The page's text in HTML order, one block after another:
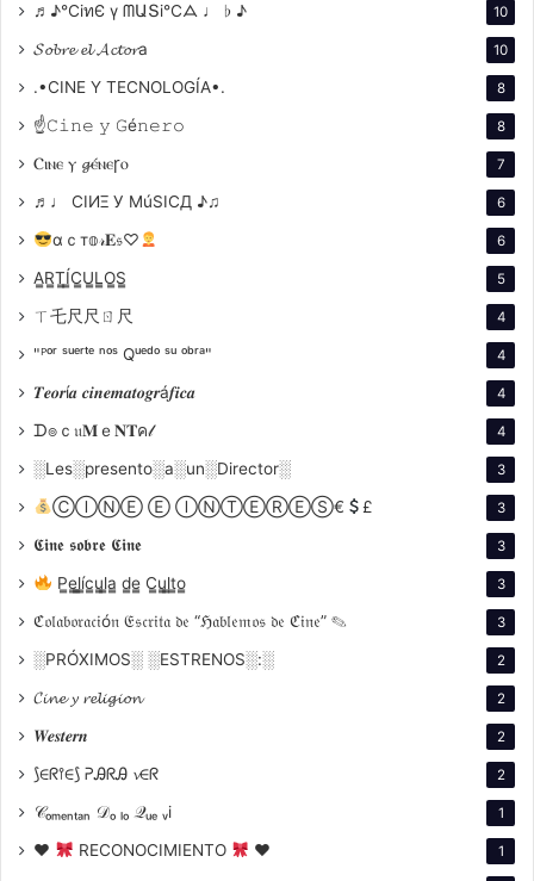
Allen, por su parte, encarna a Boris, un antihéroe
clásico que combina el arquetipo del “schlemiel”
(término en yiddish) judío —un torpe e inseguro
encuentra en la muerte y el amor sus principales
obsesiones. Su interpretación, cargada de ironía y
autorreferencias, es un claro ejemplo del estilo que
definió su carrera.
Fotografía y música: la Rusia de Allen
Aunque “La última noche de Boris Grushenko” es una
comedia, su diseño de producción y fotografía no
escatiman en detalles. Rodada en locaciones de
Francia y Hungría, la película recrea con precisión la
melancólicos y escenarios que evocan las grandes
novelas rusas. Sin embargo, este realismo visual
contrasta con el tono paródico de la obra, generando
♬♪℃іทЄ ү ᗰԱՏі℃ᗋ ♩ ♭ ♪ 10
𝓢𝓸𝓫𝓻𝓮 𝓮𝓵 𝓐𝓬𝓽𝓸𝓻a 10
.•CINE Y TECNOLOGÍA•. 8
☝𝙲𝚒𝚗𝚎 𝚢 𝙶é𝚗𝚎𝚛𝚘 8
Ⲥⲓⲛⲉ ⲩ 𝓰ⲉ́ⲛⲉꞅⲟ 7
♬♩ CIИΞ У MúSICД ♪♫ 6
αｃт𝕠𝓇𝐄𝔰♡ 6
A̳R̳T̳Í̳C̳U̳L̳O̳S̳ 5
ㄒ乇尺尺ㄖ尺 4
"ᴾᵒʳ ˢᵘᵉʳᵗᵉ ⁿᵒˢ Qᵘᵉᵈᵒ ˢᵘ ᵒᵇʳᵃ" 4
𝑻𝒆𝒐𝒓í𝒂 𝒄𝒊𝒏𝒆𝒎𝒂𝒕𝒐𝒈𝒓á𝒇𝒊𝒄𝒂 4
ᗪ๏ｃ𝔲𝐌ｅ𝐍𝐓ค𝓁 4
░Les░presento░a░un░Director░ 3
ⒸⒾⓃⒺ Ⓔ ⒾⓃⓉⒺⓇⒺⓈ€ £ 3
𝕮𝖎𝖓𝖊 𝖘𝖔𝖇𝖗𝖊 𝕮𝖎𝖓𝖊 3
P̳e̳l̳í̳c̳u̳l̳a̳ d̳e̳ C̳u̳l̳t̳o̳ 3
ℭ𝔬𝔩𝔞𝔟𝔬𝔯𝔞𝔠𝔦ó𝔫 𝔈𝔰𝔠𝔯𝔦𝔱𝔞 𝔡𝔢 “ℌ𝔞𝔟𝔩𝔢𝔪𝔬𝔰 𝔡𝔢 ℭ𝔦𝔫𝔢” ✎ 3
░PRÓXIMOS░ ░ESTRENOS░:░ 2
𝓒𝓲𝓷𝓮 𝔂 𝓻𝓮𝓵𝓲𝓰𝓲𝓸𝓷 2
𝑾𝒆𝒔𝒕𝒆𝒓𝒏 2
⟆∈ᖇ⫯∈⟆ ᕈᎯᖇᎯ 𝓿∈ᖇ 2
𝒞ₒₘₑₙₜₐₙ 𝒟ₒ ₗₒ 𝒬ᵤₑ ᵥi 1
♥ RECONOCIMIENTO ♥ 1